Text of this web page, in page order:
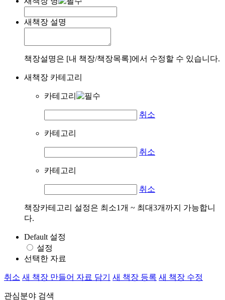
새책장 설명
책장설명은 [내 책장/책장목록]에서 수정할 수 있습니다.
새책장 카테고리
카테고리
취소
카테고리
취소
카테고리
취소
책장카테고리 설정은 최소1개 ~ 최대3개까지 가능합니
다.
Default 설정
설정
선택한 자료
취소 새 책장 만들어 자료 담기 새 책장 등록 새 책장 수정
관심분야 검색